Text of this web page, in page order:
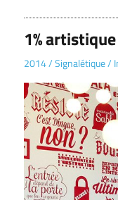
1%
2014/Signalétique/